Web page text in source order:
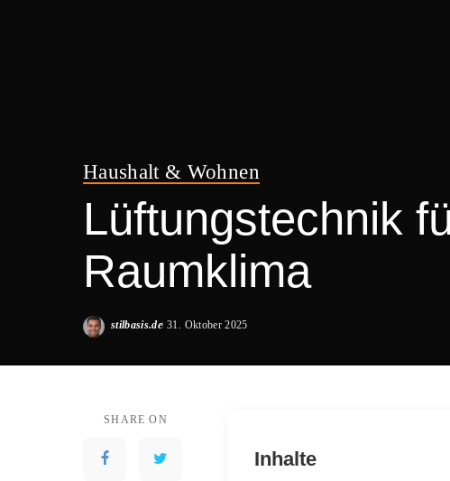
Haushalt & Wohnen
Lüftungstechnik
Raumklima
Posted
stilbasis.de 31. Oktober 2025
SHARE ON
Inhalte